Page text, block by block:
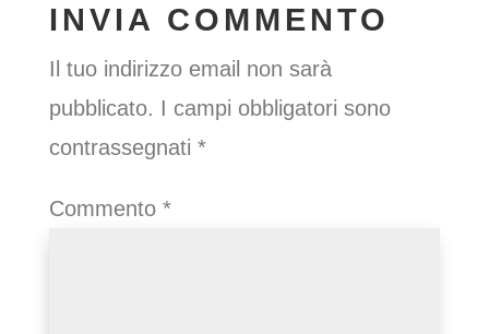
INVIA COMMENTO
Il tuo indirizzo email non sarà
pubblicato. I campi obbligatori sono
contrassegnati *
Commento *